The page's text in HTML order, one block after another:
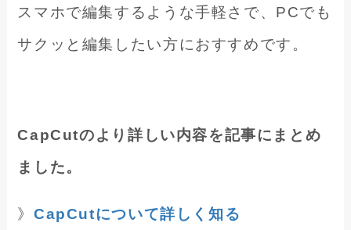
スマホで編集するような手軽さで、PCでも
サクッと編集したい方におすすめです。
CapCutのより詳しい内容を記事にまとめ
ました。
》CapCutについて詳しく知る